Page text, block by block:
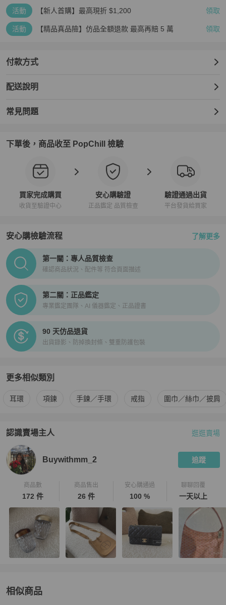
活動 【新人首購】最高現折 $1,200 領取
活動 【精品真品險】仿品全額退款 最高再賠 5 萬 領取
付款方式
配送說明
常見問題
下單後，商品收至 PopChill 檢驗
買家完成購買
收貨至驗證中心
安心購驗證
正品鑑定 品質檢查
驗證通過出貨
平台發貨給買家
安心購檢驗流程 了解更多
PopChill拍拍圈正品驗證、安心購檢驗流程介紹
第一關：專人品質檢查
確認商品狀況、配件等 符合頁面描述
第二關：正品鑑定
專業鑑定團隊、AI 儀器鑑定、正品證書
90 天仿品退貨
出貨錄影、防掉換封條、雙重防護包裝
更多相似類別
更多Chanel 女士配件 相似商品推薦
耳環 項鍊 手鍊／手環 戒指 圍巾／絲巾／披肩
認識賣場主人
PopChill 拍拍圈嚴選賣家
逛逛賣場
Buywithmm_2 追蹤
商品數
172 件
商品售出
26 件
安心購通過
100 %
聊聊回覆
一天以上
相似商品